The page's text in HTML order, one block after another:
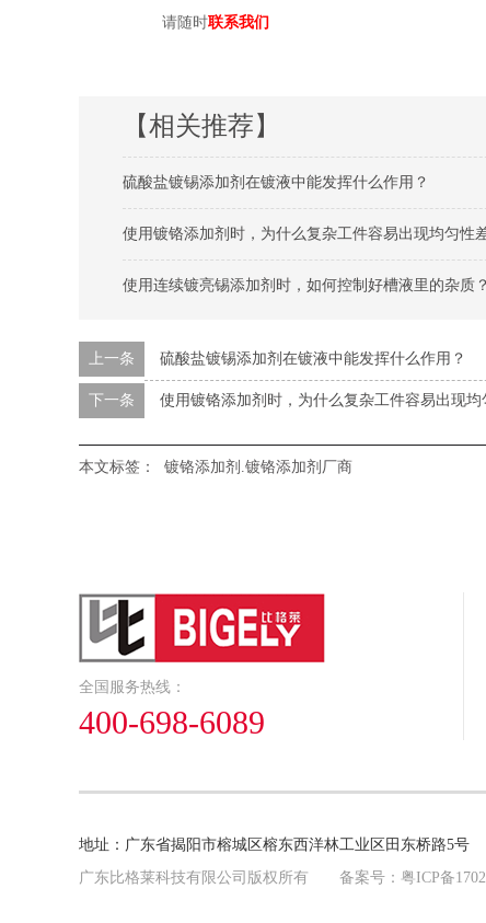
请随时联系我们
【相关推荐】
硫酸盐镀锡添加剂在镀液中能发挥什么作用？
使用镀铬添加剂时，为什么复杂工件容易出现均匀性
使用连续镀亮锡添加剂时，如何控制好槽液里的杂质？
上一条 硫酸盐镀锡添加剂在镀液中能发挥什么作用？
下一条 使用镀铬添加剂时，为什么复杂工件容易出现均
本文标签： 镀铬添加剂.镀铬添加剂厂商
全国服务热线：
400-698-6089
地址：广东省揭阳市榕城区榕东西洋林工业区田东桥路
广东比格莱科技有限公司版权所有 备案号： 粤ICP备